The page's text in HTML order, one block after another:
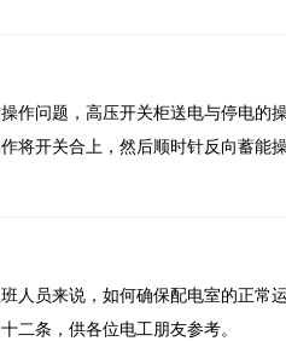
作问题，高压开关柜送电与停电的
将开关合上，然后顺时针反向蓄能操
人员来说，如何确保配电室的正常
二条，供各位电工朋友参考。